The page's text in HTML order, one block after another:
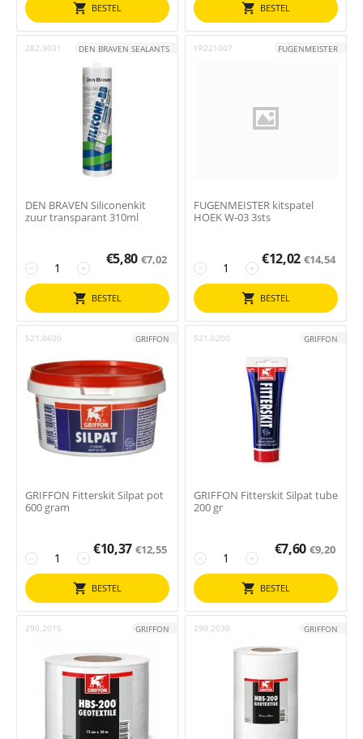
BESTEL BESTEL
282.9031 DEN BRAVEN SEALANTS
DEN BRAVEN Siliconenkit
zuur transparant 310ml
+
−
€5,80 €7,02
BESTEL
YP221007 FUGENMEISTER
FUGENMEISTER kitspatel
HOEK W-03 3sts
+
−
€12,02 €14,54
BESTEL
521.0600 GRIFFON
GRIFFON Fitterskit Silpat pot
600 gram
+
−
€10,37 €12,55
BESTEL
521.0200 GRIFFON
GRIFFON Fitterskit Silpat tube
200 gr
+
−
€7,60 €9,20
BESTEL
290.2015 GRIFFON 290.2030 GRIFFON